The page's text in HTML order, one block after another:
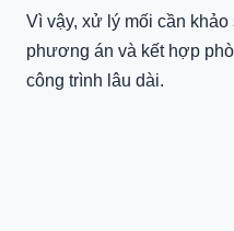
Vì vậy, xử lý mối cần
phương án và kết hợp
công trình lâu dài.